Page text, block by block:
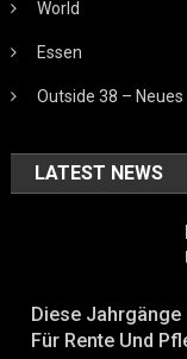
World
Essen
Outside 38 –
LATEST NEWS
Diese Jahrgänge
Für Rente Und